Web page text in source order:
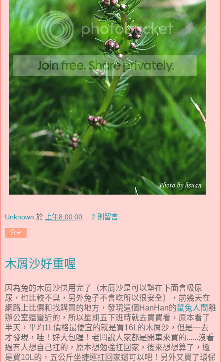
Unknown 於 上午8:00:00 2 則留言:
分享
木屑沙好重喔
因為兔的木屑沙快用完了（木屑沙是可以墊在下面會吸尿
尿，也比較不臭，另外兔子不會吃所以很安全），前幾天在
網路上比價和找購買的地方，發現這個HanHan的鼠兔人間離
辦公室還蠻近的，所以星期五下班時就去買買看，原本看了
半天，平均1L價格最便宜的就是買16L的木屑沙，但是一去
才發現，哇！好大包喔！老闆說人家都是開車來買的......沒看
過有人想自己扛的，原本想勉強扛回家，後來想想算了，還
是買10L的，五公斤坐捷運扛回家還可以吧！另外又買了環保